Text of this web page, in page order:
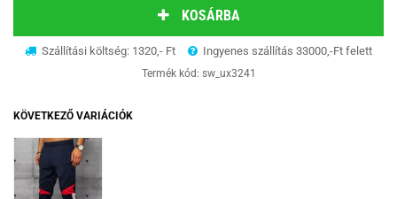
KOSÁRBA
Szállítási költség: 1320,- Ft Ingyenes szállítás 33000,-Ft felett
Termék kód: sw_ux3241
KÖVETKEZŐ VARIÁCIÓK